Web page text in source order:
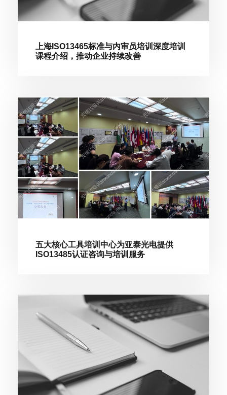
上海ISO13465标准与内审员培训深度培训
课程介绍，推动企业持续改善
五大核心工具培训中心为亚泰光电提供
ISO13485认证咨询与培训服务